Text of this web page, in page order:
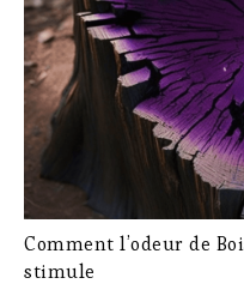
Comment l’odeur de
stimule